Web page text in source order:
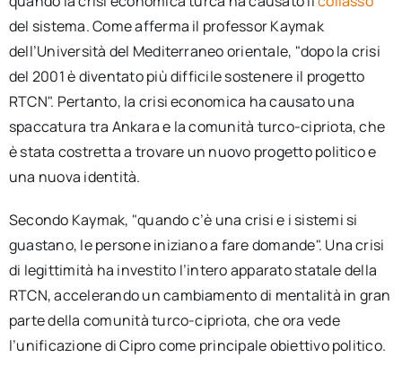
del sistema. Come afferma il professor Kaymak
dell’Università del Mediterraneo orientale, "dopo la crisi
del 2001 è diventato più difficile sostenere il progetto
RTCN". Pertanto, la crisi economica ha causato una
spaccatura tra Ankara e la comunità turco-cipriota, che
è stata costretta a trovare un nuovo progetto politico e
una nuova identità.
Secondo Kaymak, "quando c’è una crisi e i sistemi si
guastano, le persone iniziano a fare domande". Una crisi
di legittimità ha investito l’intero apparato statale della
RTCN, accelerando un cambiamento di mentalità in gran
parte della comunità turco-cipriota, che ora vede
l’unificazione di Cipro come principale obiettivo politico.